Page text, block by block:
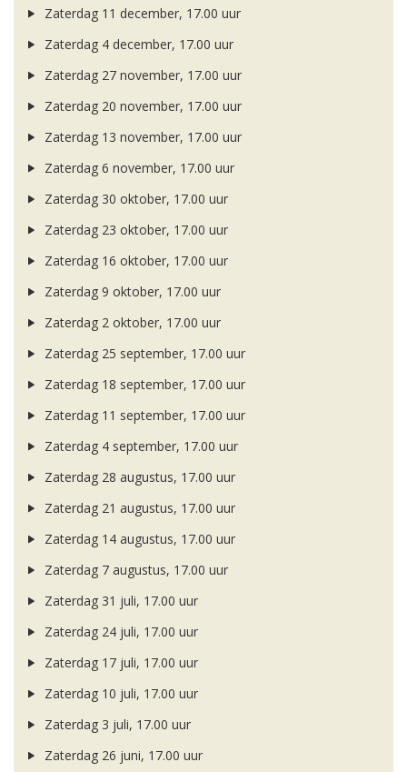
Zaterdag 11 december, 17.00 uur
Zaterdag 4 december, 17.00 uur
Zaterdag 27 november, 17.00 uur
Zaterdag 20 november, 17.00 uur
Zaterdag 13 november, 17.00 uur
Zaterdag 6 november, 17.00 uur
Zaterdag 30 oktober, 17.00 uur
Zaterdag 23 oktober, 17.00 uur
Zaterdag 16 oktober, 17.00 uur
Zaterdag 9 oktober, 17.00 uur
Zaterdag 2 oktober, 17.00 uur
Zaterdag 25 september, 17.00 uur
Zaterdag 18 september, 17.00 uur
Zaterdag 11 september, 17.00 uur
Zaterdag 4 september, 17.00 uur
Zaterdag 28 augustus, 17.00 uur
Zaterdag 21 augustus, 17.00 uur
Zaterdag 14 augustus, 17.00 uur
Zaterdag 7 augustus, 17.00 uur
Zaterdag 31 juli, 17.00 uur
Zaterdag 24 juli, 17.00 uur
Zaterdag 17 juli, 17.00 uur
Zaterdag 10 juli, 17.00 uur
Zaterdag 3 juli, 17.00 uur
Zaterdag 26 juni, 17.00 uur